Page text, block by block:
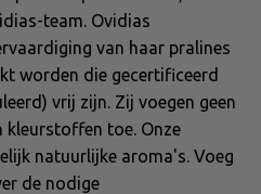
team. Ovidias
van haar pralines
worden die gecertificeerd
vrij zijn. Zij voegen geen
kleurstoffen toe. Onze
natuurlijke aroma's. Voeg
de nodige